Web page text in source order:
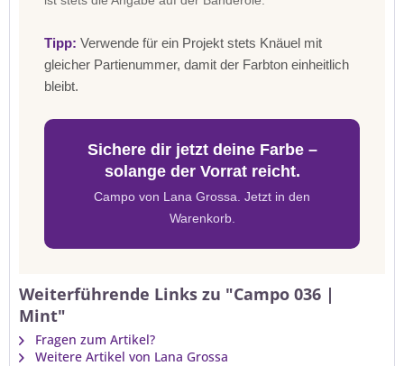
Tipp: Verwende für ein Projekt stets Knäuel mit
gleicher Partienummer, damit der Farbton einheitlich
bleibt.
Sichere dir jetzt deine Farbe –
solange der Vorrat reicht.
Campo von Lana Grossa. Jetzt in den
Warenkorb.
Weiterführende Links zu "Campo 036 |
Mint"
Fragen zum Artikel?
Weitere Artikel von Lana Grossa